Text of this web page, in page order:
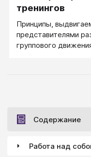
тренингов
Принципы,
представителями
группового
Содержание
Работа над